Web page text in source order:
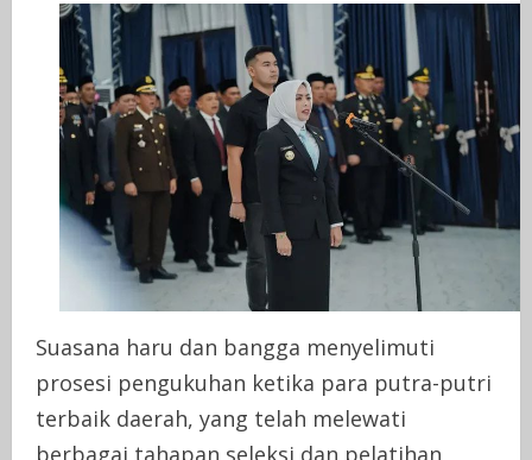
Suasana haru dan bangga menyelimuti
prosesi pengukuhan ketika para putra-putri
terbaik daerah, yang telah melewati
berbagai tahapan seleksi dan pelatihan